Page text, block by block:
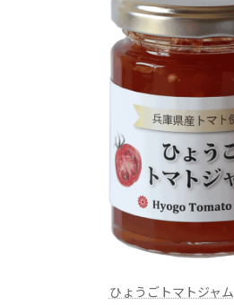
ひょうごトマトジャム